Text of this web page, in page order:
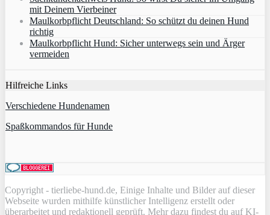
mit Deinem Vierbeiner
Maulkorbpflicht Deutschland: So schützt du deinen Hund
richtig
Maulkorbpflicht Hund: Sicher unterwegs sein und Ärger
vermeiden
Hilfreiche Links
Verschiedene Hundenamen
Spaßkommandos für Hunde
Copyright - tierliebe-hund.de, Einige Inhalte und Bilder auf dieser
Webseite wurden mithilfe künstlicher Intelligenz erstellt oder
überarbeitet und redaktionell geprüft. Mehr dazu findest du auf KI-